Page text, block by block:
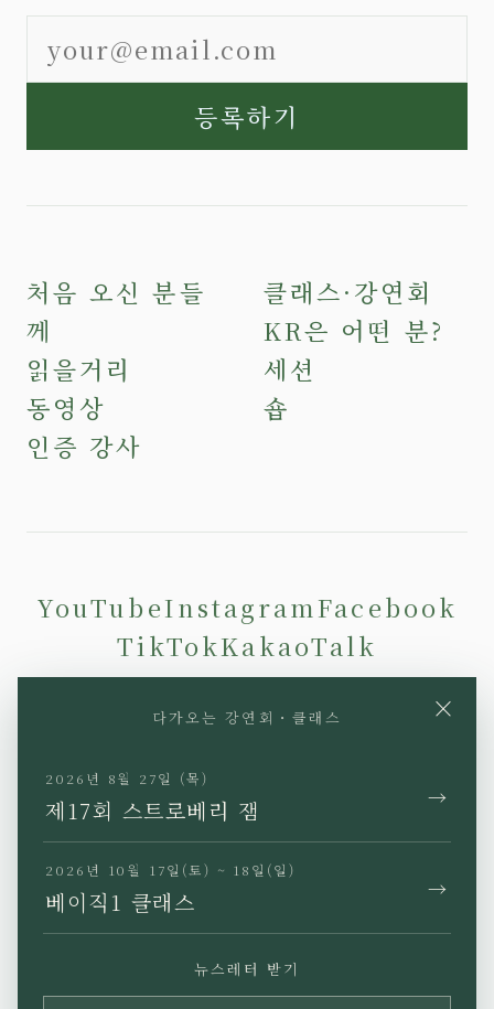
등록하기
처음 오신 분들
께
읽을거리
동영상
인증 강사
클래스·강연회
KR은 어떤 분?
세션
숍
YouTubeInstagramFacebook
TikTokKakaoTalk
JP EN KR
이용약관
×
다가오는 강연회・클래스
2026년 8월 27일 (목)
제17회 스트로베리 잼 →
2026년 10월 17일(토) ~ 18일(일)
베이직1 클래스 →
뉴스레터 받기